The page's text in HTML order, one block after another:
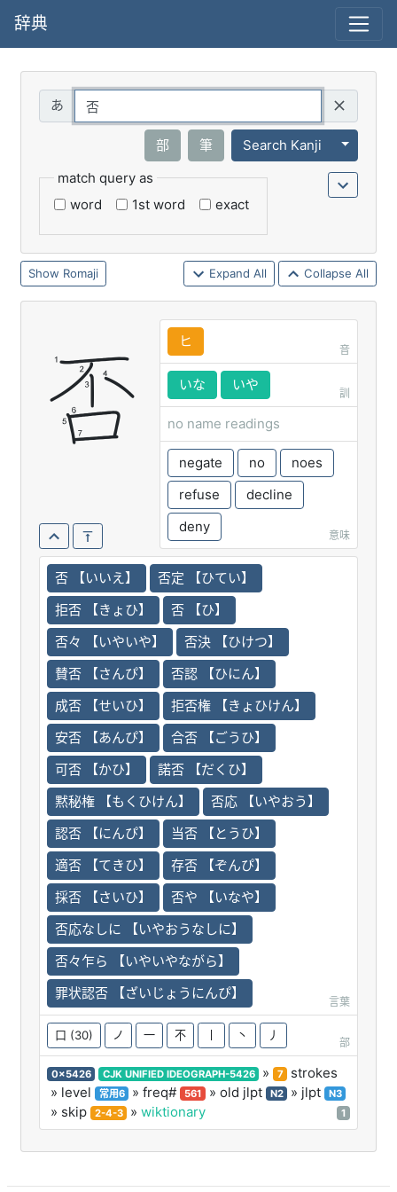
辞典
部 筆 Search Kanji
Toggle
match query as
word
1st word exact
Romaji Expand All Collapse All
否 ヒ
音
いな いや
訓
no name readings
negate no
noes
refuse
decline
deny
意味
否 【いいえ】
否定 【ひてい】
拒否 【きょひ】
否 【ひ】
否々 【いやいや】
否決 【ひけつ】
賛否 【さんぴ】
否認 【ひにん】
成否 【せいひ】
拒否権 【きょひけん】
安否 【あんぴ】
合否 【ごうひ】
可否 【かひ】
諾否 【だくひ】
黙秘権 【もくひけん】
否応 【いやおう】
認否 【にんぴ】
当否 【とうひ】
適否 【てきひ】
存否 【ぞんぴ】
採否 【さいひ】
否や 【いなや】
否応なしに 【いやおうなしに】
否々乍ら 【いやいやながら】
罪状認否 【ざいじょうにんぴ】
言葉
口 (30) ノ 一 不 丨 丶 丿
部
0x5426 CJK UNIFIED IDEOGRAPH-5426 » 7
strokes
» level
常用6 » freq# 561 » old jlpt N2 » jlpt N3
» skip 2-4-3 » wiktionary 1